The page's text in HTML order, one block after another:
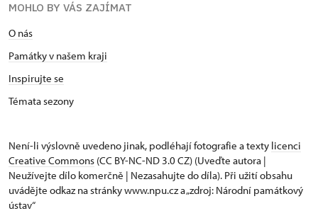
MOHLO BY VÁS ZAJÍMAT
O nás
Památky v našem kraji
Inspirujte se
Témata sezony
Není-li výslovně uvedeno jinak, podléhají fotografie a texty licenci
Creative Commons (CC BY-NC-ND 3.0 CZ) (Uveďte autora |
Neužívejte dílo komerčně | Nezasahujte do díla). Při užití obsahu
uvádějte odkaz na stránky www.npu.cz a „zdroj: Národní památkový
ústav“